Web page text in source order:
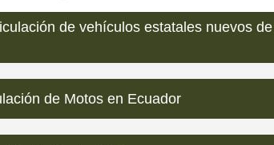
de vehículos estatales nuevos
de Motos en Ecuador